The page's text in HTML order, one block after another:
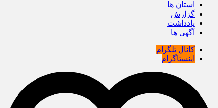
استان ها
گزارش
یادداشت
آگهی ها
کانال تلگرام
اینستاگرام